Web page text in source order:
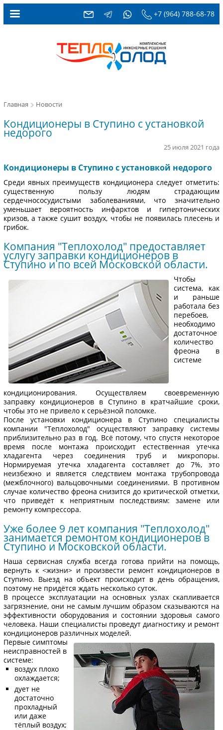
+7 (964) 788-68-78
Главная Новости
Кондиционеры в Ступино с установкой
недорого
25 июля 2021 года
Кондиционеры в Ступино с установкой недорого
Среди явных преимуществ кондиционера следует отметить:
существенную пользу людям страдающим
сердечнососудистыми заболеваниями, что значительно
уменьшает вероятность инфарктов и гипертонических
кризов, а также сушит воздух, чтобы не появилась плесень и
грибок.
Компания "Теплохолод" предоставляет
услугу заправки кондиционеров в
Ступино и по всей Московской области.
Чтобы
система, как
и раньше
работала без
перебоев,
необходимо
достаточное
количество
фреона в
системе
кондиционирования. Осуществляем своевременную
заправку кондиционеров в Ступино в кратчайшие сроки,
чтобы это не привело к серьёзной поломке.
После установки кондиционера в Ступино специалисты
компании "Теплохолод" осуществляют заправку системы
приблизительно раз в год. Всё потому, что спустя некоторое
время после монтажа происходит естественная утечка
хладагента через соединения труб и микропоры.
Нормируемая утечка хладагента составляет до 7%, это
неизбежно и является следствием монтажа трубопровода
(межблочного) вальцовочными соединениями. В противном
случае количество фреона снизится до критической отметки,
что приведёт к неприятным последствиям: замене или
ремонту компрессора.
Уже более 9 лет компания "Теплохолод"
занимается ремонтом кондиционеров в
Ступино и Московской области.
Наша сервисная служба всегда готова прийти на помощь,
вернуть к <жизни> и произвести ремонт кондиционеров в
Ступино. Выезд на объект происходит в день обращения,
поэтому не придётся ждать несколько суток.
В процессе эксплуатации на основных узлах скапливается
загрязнение, они не самым лучшим образом сказываются на
эффективности оборудования и состоянии здоровья самого
человека. Наши специалисты проведут диагностику и ремонт
кондиционеров различных моделей.
Первые симптомы
неисправностей в
системе:
воздух плохо
охлаждается;
дует не
достаточно
прохладный
или даже
тёплый воздух;